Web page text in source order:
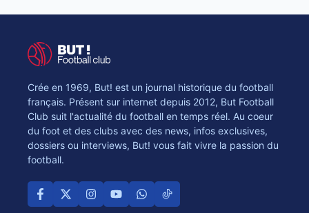
Crée en 1969, But! est un journal historique du football
français. Présent sur internet depuis 2012, But Football
Club suit l'actualité du football en temps réel. Au coeur
du foot et des clubs avec des news, infos exclusives,
dossiers ou interviews, But! vous fait vivre la passion du
football.